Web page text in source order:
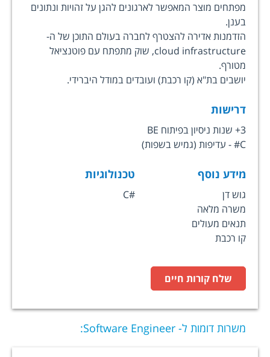
מפתחים מוצר המאפשר לארגונים להגן על זהויות ונתונים
בענן.
הזדמנות אדירה להצטרף לחברה בעולם התוכן של ה-
cloud infrastructure, שוק מתפתח עם פוטנציאל
מטורף.
יושבים בת"א (קו רכבת) ועובדים במודל היברידי.
דרישות
3+ שנות ניסיון בפיתוח BE
C# - עדיפות (גמיש בשפות)
מידע נוסף
גוש דן
משרה מלאה
תנאים מעולים
קו רכבת
טכנולוגיות
C#
שלח קורות חיים
משרות דומות ל- Software Engineer
: